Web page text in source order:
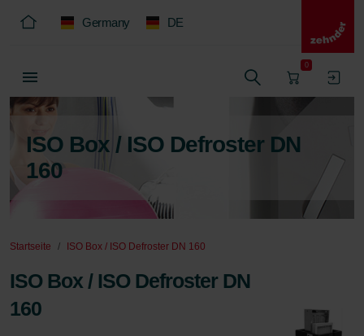
Germany DE
0
ISO Box / ISO Defroster DN
160
Startseite ISO Box / ISO Defroster DN 160
ISO Box / ISO Defroster DN
160